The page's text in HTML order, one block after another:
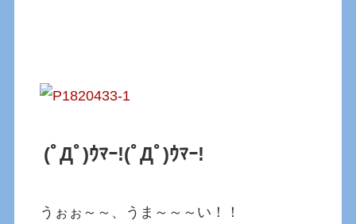
(ﾟДﾟ)ｳﾏｰ!(ﾟДﾟ)ｳﾏｰ!
うぉぉ～～、うま～～～い！！